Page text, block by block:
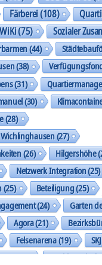
Färberei(108)
(75) Sozialer
(44)
(38)
(31)
(30)
(28)
(27)
(26) Hilgershöhe
Netzwerk Integration(25)
(25) Beteiligung(25)
(24) Garten
Agora(21)
Felsenarena(19) SKJ
(19) Nachbarschaft